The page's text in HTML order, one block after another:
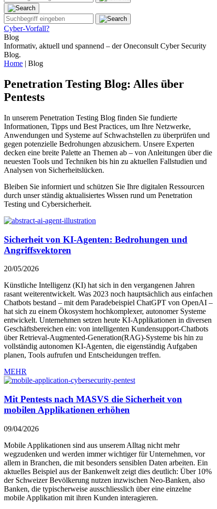
Cyber-Vorfall?
Blog
Informativ, aktuell und spannend – der Oneconsult Cyber Security
Blog.
Home | Blog
Penetration Testing Blog: Alles über
Pentests
In unserem Penetration Testing Blog finden Sie fundierte
Informationen, Tipps und Best Practices, um Ihre Netzwerke,
Anwendungen und Systeme auf Schwachstellen zu überprüfen und
gegen potenzielle Bedrohungen abzusichern. Unsere Experten
decken eine breite Palette an Themen ab – von Anleitungen über die
neuesten Tools und Techniken bis hin zu aktuellen Fallstudien und
Analysen von Sicherheitslücken.
Bleiben Sie informiert und schützen Sie Ihre digitalen Ressourcen
durch unser ständig aktualisiertes Wissen rund um Penetration
Testing und Cybersicherheit.
Sicherheit von KI-Agenten: Bedrohungen und
Angriffsvektoren
20/05/2026
Künstliche Intelligenz (KI) hat sich in den vergangenen Jahren
rasant weiterentwickelt. Was 2023 noch hauptsächlich aus einfachen
Chatbots bestand – mit dem Paradebeispiel ChatGPT von OpenAI –
hat sich zu einem Ökosystem hochkomplexer, autonomer Systeme
entwickelt. Unternehmen setzen heute KI-Applikationen in diversen
Geschäftsbereichen ein: von intelligenten Kundensupport-Chatbots
über Retrieval-Augmented-Generation(RAG)-Systeme bis hin zu
vollständig autonomen KI-Agenten, die eigenständig Aufgaben
planen, Tools aufrufen und Entscheidungen treffen.
MEHR
Mit Pentests nach MASVS die Sicherheit von
mobilen Applikationen erhöhen
09/04/2026
Mobile Applikationen sind aus unserem Alltag nicht mehr
wegzudenken und werden immer wichtiger für Unternehmen, vor
allem in Branchen, die mit besonders sensiblen Daten arbeiten. Ein
aktuelles Beispiel aus der Bankenwelt zeigt dies deutlich: Über 10%
der Schweizer Bevölkerung nutzen inzwischen Neo-Banken, also
Banken, die typischerweise ausschliesslich über eine einzelne
mobile Applikation mit ihren Kunden interagieren.